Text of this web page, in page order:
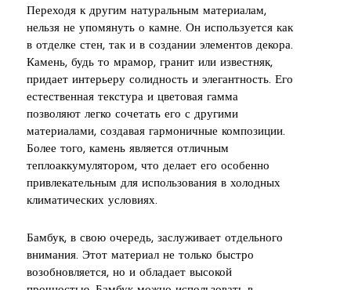
Переходя к другим натуральным материалам,
нельзя не упомянуть о камне. Он используется как
в отделке стен, так и в создании элементов декора.
Камень, будь то мрамор, гранит или известняк,
придает интерьеру солидность и элегантность. Его
естественная текстура и цветовая гамма
позволяют легко сочетать его с другими
материалами, создавая гармоничные композиции.
Более того, камень является отличным
теплоаккумулятором, что делает его особенно
привлекательным для использования в холодных
климатических условиях.
Бамбук, в свою очередь, заслуживает отдельного
внимания. Этот материал не только быстро
возобновляется, но и обладает высокой